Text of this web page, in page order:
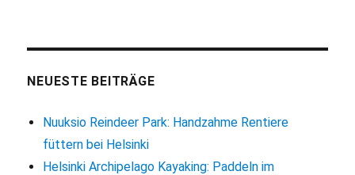
NEUESTE BEITRÄGE
Nuuksio Reindeer Park: Handzahme Rentiere
füttern bei Helsinki
Helsinki Archipelago Kayaking: Paddeln im